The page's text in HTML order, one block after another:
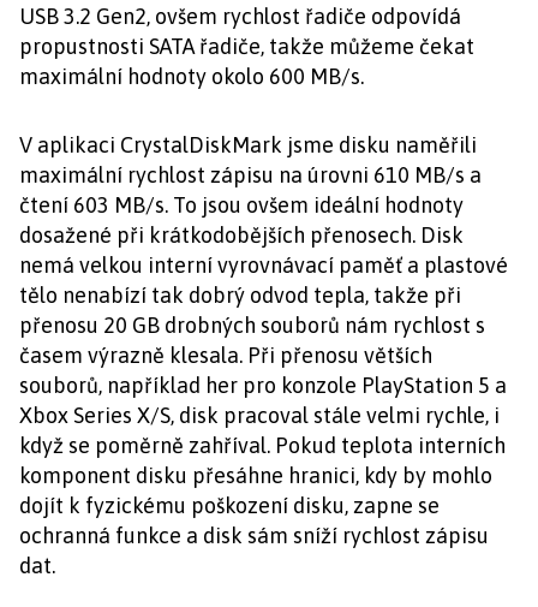
USB 3.2 Gen2, ovšem rychlost řadiče odpovídá
propustnosti SATA řadiče, takže můžeme čekat
maximální hodnoty okolo 600 MB/s.
V aplikaci CrystalDiskMark jsme disku naměřili
maximální rychlost zápisu na úrovni 610 MB/s a
čtení 603 MB/s. To jsou ovšem ideální hodnoty
dosažené při krátkodobějších přenosech. Disk
nemá velkou interní vyrovnávací paměť a plastové
tělo nenabízí tak dobrý odvod tepla, takže při
přenosu 20 GB drobných souborů nám rychlost s
časem výrazně klesala. Při přenosu větších
souborů, například her pro konzole PlayStation 5 a
Xbox Series X/S, disk pracoval stále velmi rychle, i
když se poměrně zahříval. Pokud teplota interních
komponent disku přesáhne hranici, kdy by mohlo
dojít k fyzickému poškození disku, zapne se
ochranná funkce a disk sám sníží rychlost zápisu
dat.